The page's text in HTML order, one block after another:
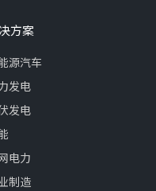
方案
源汽车
发电
发电
电力
制造